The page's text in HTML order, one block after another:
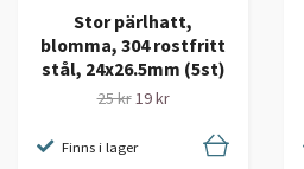
Stor pärlhatt,
blomma, 304 rostfritt
stål, 24x26.5mm (5st)
25 kr19 kr
Finns i lager